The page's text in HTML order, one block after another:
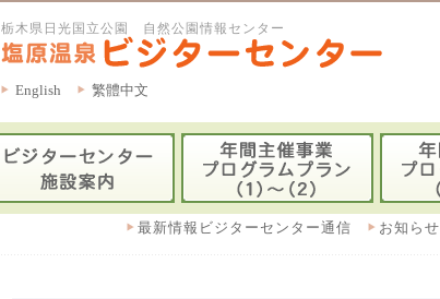
栃木県日光国立公園 自然公園情報センター
English 繁體中文
お知らせ
最新情報ビジターセンター通信